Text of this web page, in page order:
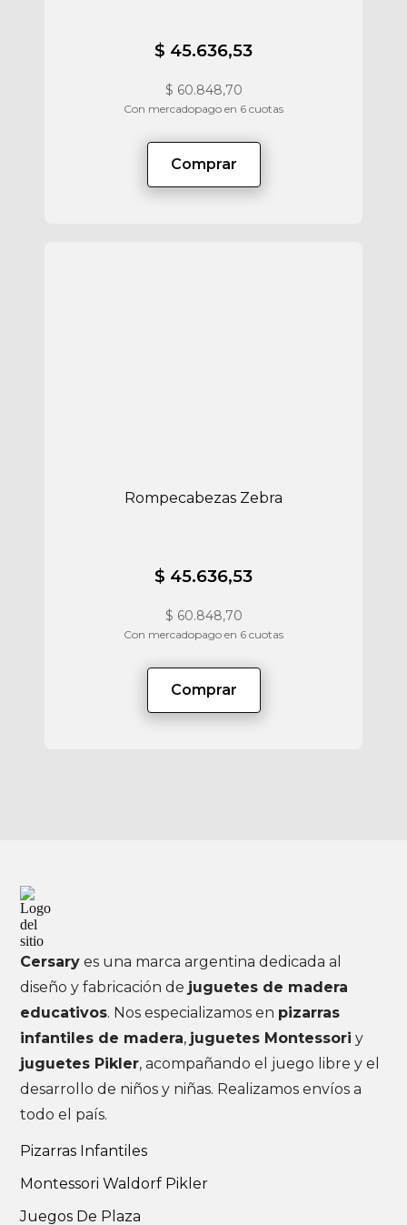
$ 45.636,53
$ 60.848,70
Con mercadopago en 6 cuotas
Comprar
Rompecabezas Zebra
$ 45.636,53
$ 60.848,70
Con mercadopago en 6 cuotas
Comprar
Cersary es una marca argentina dedicada al
diseño y fabricación de juguetes de madera
educativos. Nos especializamos en pizarras
infantiles de madera, juguetes Montessori y
juguetes Pikler, acompañando el juego libre y el
desarrollo de niños y niñas. Realizamos envíos a
todo el país.
Pizarras Infantiles
Montessori Waldorf Pikler
Juegos De Plaza